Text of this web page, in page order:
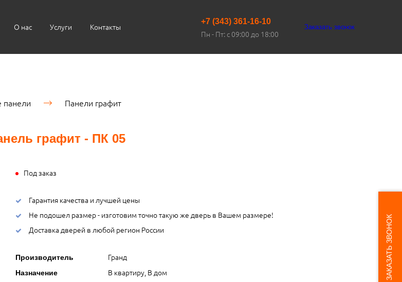
О нас Услуги Контакты
+7 (343) 361-16-10
Пн - Пт: с 09:00 до 18:00
Заказать звонок
панели Панели графит
графит - ПК 05
Под заказ
Гарантия качества и лучшей цены
Не подошел размер - изготовим точно такую же дверь в Вашем размере!
Доставка дверей в любой регион России
Производитель Гранд
Назначение В квартиру, В дом ЗАКАЗАТЬ ЗВОНОК